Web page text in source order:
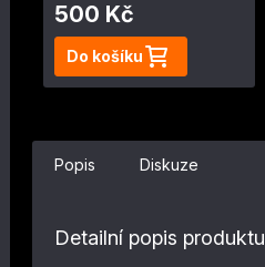
500 Kč
Do košíku
Popis Diskuze
Detailní popis produktu